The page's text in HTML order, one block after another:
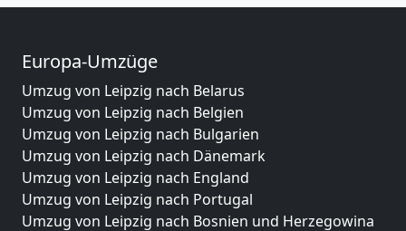
Europa-Umzüge
Umzug von Leipzig nach Belarus
Umzug von Leipzig nach Belgien
Umzug von Leipzig nach Bulgarien
Umzug von Leipzig nach Dänemark
Umzug von Leipzig nach England
Umzug von Leipzig nach Portugal
Umzug von Leipzig nach Bosnien und Herzegowina